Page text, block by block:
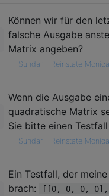
Können wir für den
falsche Ausgabe
Matrix angeben?
Sundar - Reinstate Monica
Wenn die Ausgabe
quadratische Matrix
Sie bitte einen
Sundar - Reinstate Monica
Ein Testfall, der
brach:
[[0, 0, 0,